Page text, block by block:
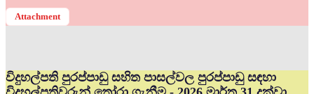
Attachment
විදුහල්පති පුරප්පාඩු සහිත පාසල්වල පුරප්පාඩු සඳහා